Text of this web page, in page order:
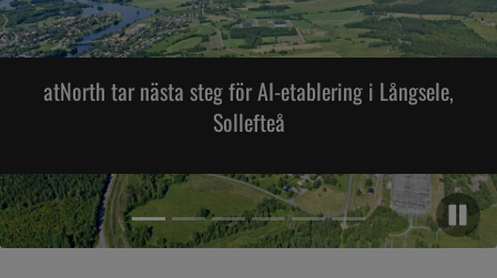
atNorth tar nästa steg för AI-etablering i Långsele,
Sollefteå
Artikel 1, (Aktuell artikel)
Artikel 2,Artikel 3,Artikel 4,Artikel 5,Artikel 6,